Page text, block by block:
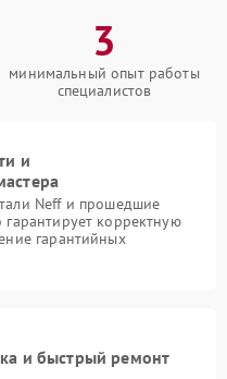
3
минимальный опыт работы
специалистов
и
Neff и прошедшие
корректную
гарантийных
и быстрый ремонт